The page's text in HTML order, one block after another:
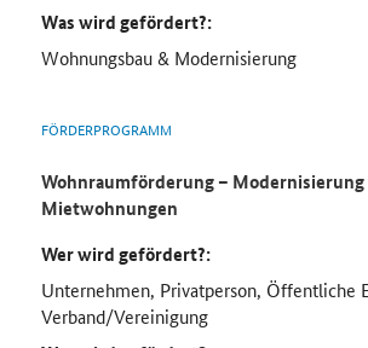
Was wird gefördert?:
Wohnungsbau & Modernisierung
FÖRDERPROGRAMM
Wohnraumförderung – Modernisierung
Mietwohnungen
Wer wird gefördert?:
Unternehmen, Privatperson, Öffentliche
Verband/Vereinigung